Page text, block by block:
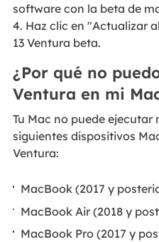
software con la beta de
4. Haz clic en "Actualizar
13 Ventura beta.
¿Por qué no
Ventura en mi
Tu Mac no puede ejecutar
siguientes dispositivos
Ventura:
MacBook (2017 y
MacBook Air (2018 y
MacBook Pro (2017 y